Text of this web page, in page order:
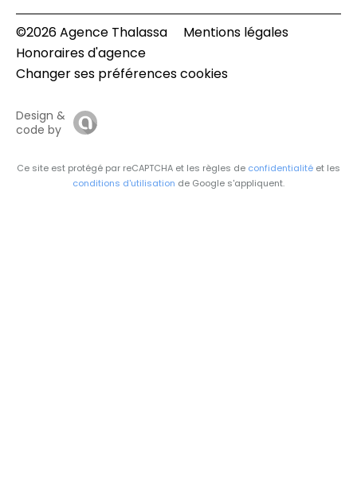
©2026 Agence Thalassa
Mentions légales
Honoraires d'agence
Changer ses préférences cookies
Design &
code by
Ce site est protégé par reCAPTCHA et les règles de confidentialité et les
conditions d'utilisation de Google s'appliquent.